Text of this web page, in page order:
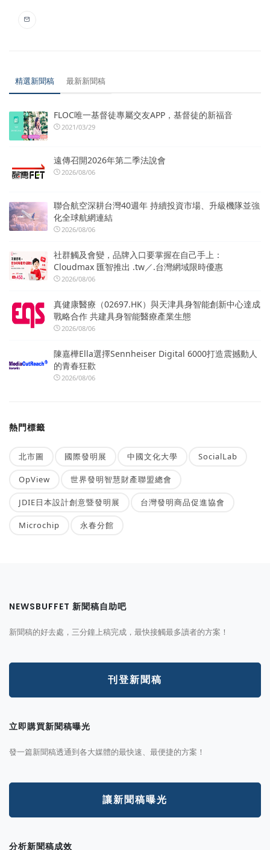
精選新聞稿 最新新聞稿
FLOC唯一基督徒專屬交友APP，基督徒的新福音
2021/03/29
遠傳召開2026年第二季法說會
2026/08/06
聯合航空深耕台灣40週年 持續投資市場、升級機隊並強
化全球航網連結
2026/08/06
社群觸及會變，品牌入口要掌握在自己手上：
Cloudmax 匯智推出 .tw／.台灣網域限時優惠
2026/08/06
真健康醫療（02697.HK）與天津具身智能創新中心達成
戰略合作 共建具身智能醫療產業生態
2026/08/06
陳嘉樺Ella選擇Sennheiser Digital 6000打造震撼動人
的青春狂歡
2026/08/06
熱門標籤
北市圖 國際發明展 中國文化大學 SocialLab
OpView 世界發明智慧財產聯盟總會
JDIE日本設計創意暨發明展 台灣發明商品促進協會
Microchip 永春分館
NEWSBUFFET 新聞稿自助吧
新聞稿的好去處，三分鐘上稿完成，最快接觸最多讀者的方案！
刊登新聞稿
立即購買新聞稿曝光
發一篇新聞稿透通到各大媒體的最快速、最便捷的方案！
讓新聞稿曝光
分析新聞稿成效